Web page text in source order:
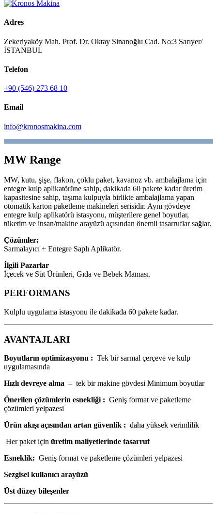
Adres
Zekeriyaköy Mah. Prof. Dr. Oktay Sinanoğlu Cad. No:3 Sarıyer/
İSTANBUL
Telefon
+90 (546) 273 68 10
Email
info@kronosmakina.com
MW Range
MW, kutu, şişe, flakon, çoklu paket, kavanoz vb. ambalajlama için
entegre kulp aplikatörüne sahip, dakikada 60 pakete kadar üretim
kapasitesine sahip, taşıma kulpuyla birlikte ambalajlama yapan
otomatik karton paketleme makineleri serisidir. Aynı gövdeye
entegre kulp aplikatörü istasyonu, müşterilere genel boyutlar,
tüketim ve insan/makine arayüzü açısından önemli tasarruflar sağlar.
Çözümler:
Sarmalayıcı + Entegre Saplı Aplikatör.
İlgili Pazarlar
İçecek ve Süt Ürünleri, Gıda ve Bebek Maması.
PERFORMANS
Kulplu uygulama istasyonu ile dakikada 60 pakete kadar.
AVANTAJLARI
Boyutların optimizasyonu : Tek bir sarmal çerçeve ve kulp
uygulamasında
Hızlı devreye alma – tek bir makine gövdesi Minimum boyutlar
Önerilen çözümlerin esnekliği : Geniş format ve paketleme
çözümleri yelpazesi
Ürün akışı açısından artan güvenlik : daha yüksek verimlilik
Her paket için üretim maliyetlerinde tasarruf
Esneklik: Geniş format ve paketleme çözümleri yelpazesi
Sezgisel kullanıcı arayüzü
Üst düzey bileşenler